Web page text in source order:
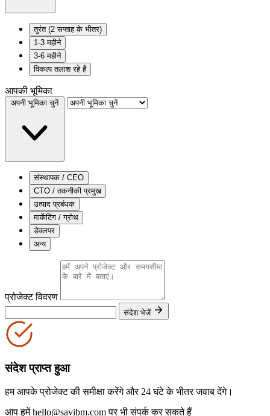
तुरंत (2 सप्ताह के भीतर)
1-3 महीने
3-6 महीने
विकल्प तलाश रहे हैं
आपकी भूमिका
अपनी भूमिका चुनें
संस्थापक / CEO
CTO / तकनीकी प्रमुख
उत्पाद प्रबंधक
मार्केटिंग / ग्रोथ
डेवलपर
अन्य
प्रोजेक्ट विवरण
संदेश भेजें
संदेश प्राप्त हुआ
हम आपके प्रोजेक्ट की समीक्षा करेंगे और 24 घंटे के भीतर जवाब देंगे।
आप हमें hello@savibm.com पर भी संपर्क कर सकते हैं